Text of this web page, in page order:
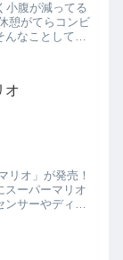
小腹が減ってる
んなことしてい
オ
リオ」が発売！
スーパーマリオ
サーやディス